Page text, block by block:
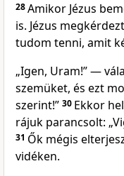
28Amikor Jézus
is. Jézus
tudom tenni, amit
„Igen, Uram!” —
szemüket, és ezt
szerint!” 30 Ekkor
rájuk parancsolt:
31 Ők mégis
vidéken.